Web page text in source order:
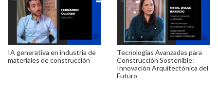
IA generativa en industria de
materiales de construcción
Tecnologías Avanzadas para
Construcción Sostenible:
Innovación Arquitectónica del
Futuro